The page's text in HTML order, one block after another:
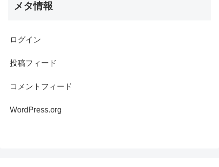
メタ情報
ログイン
投稿フィード
コメントフィード
WordPress.org